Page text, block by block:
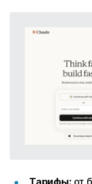
Тарифы:от